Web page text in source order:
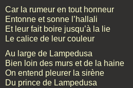
Car la rumeur en tout honneur
Entonne et sonne l’hallali
Et leur fait boire jusqu’à la lie
Le calice de leur couleur
Au large de Lampedusa
Bien loin des murs et de la haine
On entend pleurer la sirène
Du prince de Lampedusa